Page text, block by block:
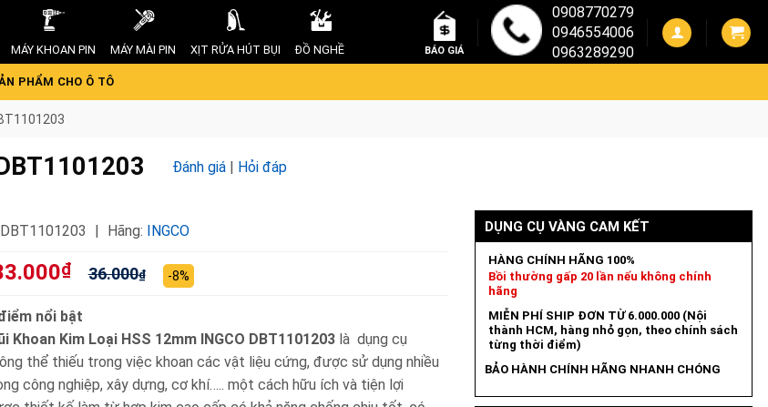
MÁY KHOAN PIN MÁY MÀI PIN XỊT RỬA HÚT BỤI ĐỒ NGHỀ BÁO GIÁ
0908770279
0946554006
0963289290
PHẨM CHO Ô TÔ
Đánh giá | Hỏi đáp
DBT1101203 Hãng: INGCO
₫ 36.000₫ -8%
nổi bật
Khoan Kim Loại HSS 12mm INGCO DBT1101203 là dụng cụ
thể thiếu trong việc khoan các vật liệu cứng, được sử dụng nhiều
công nghiệp, xây dựng, cơ khí….. một cách hữu ích và tiện lợi
DỤNG CỤ VÀNG CAM KẾT
HÀNG CHÍNH HÃNG 100%
Bồi thường gấp 20 lần nếu không chính
hãng
MIỄN PHÍ SHIP ĐƠN TỪ 6.000.000 (Nội
thành HCM, hàng nhỏ gọn, theo chính sách
từng thời điểm)
BẢO HÀNH CHÍNH HÃNG NHANH CHÓNG